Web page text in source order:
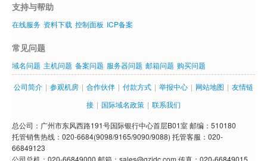
支持与帮助
在线服务 资料下载 控制面板 ICP备案
常见问题
域名问题 主机问题 备案问题 服务器问题 邮箱问题 购买问题
公司简介 | 参观机房 | 合作伙伴 | 付款方式 | 举报中心 | 网站地图 | 友情链
接 | 国际域名政策 | 联系我们
总公司：广州市东风西路191号国际银行中心首层B01室 邮编：510180
托管销售热线：020-6684(9098/9165/9090/9088) 托管客服：020-
66849123